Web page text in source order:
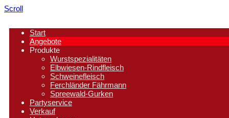
Scroll
Start
Angebote
Produkte
Wurstspezialitäten
Elbwiesen-Rindfleisch
Schweinefleisch
Ferchländer Fährmann
Spreewald-Gurken
Partyservice
Verkauf